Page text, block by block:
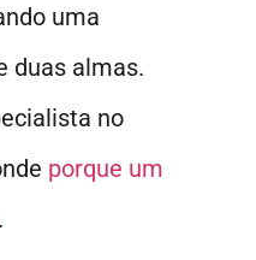
uma
duas almas.
no
porque um
.